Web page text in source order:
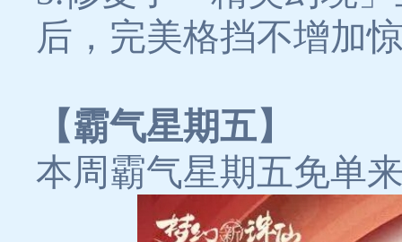
后，完美格挡不增加
【霸气星期五】
本周霸气星期五免单